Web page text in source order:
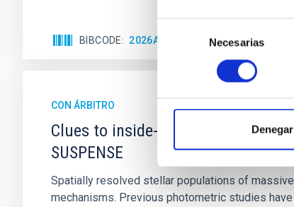
de
consentimiento
Necesarias
Denegar
BIBCODE 2026APJ..1003...83Y NÚMERO
CON ÁRBITRO
Clues to inside-out quenching in
SUSPENSE
Spatially resolved stellar populations of
mechanisms. Previous photometric studies